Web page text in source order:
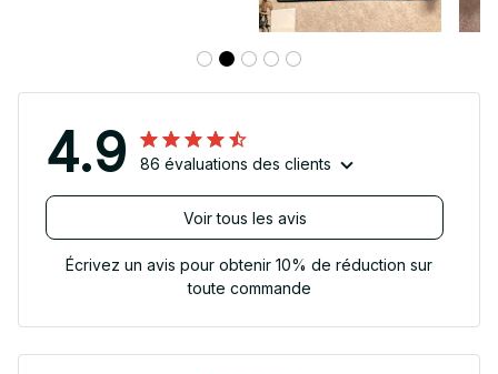
4.9 86 évaluations des clients
Voir tous les avis
Écrivez un avis pour obtenir 10% de réduction sur
toute commande